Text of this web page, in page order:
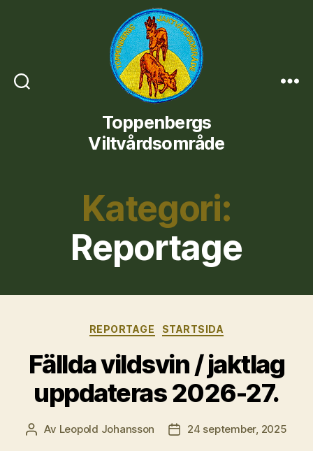
Viltvårdsområde
Toppenbergs
Viltvårdsområde
Kategori:
Reportage
Kategorier
REPORTAGE STARTSIDA
Fällda vildsvin / jaktlag
uppdateras 2026-27.
Inläggsförfattare
Av Leopold Johansson Inläggsdatum
24 september, 2025